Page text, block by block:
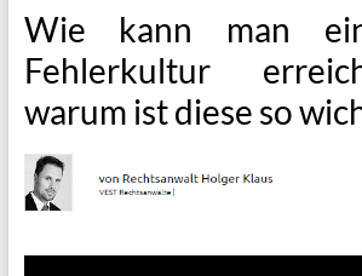
Wie kann man
Fehlerkultur
warum ist diese so